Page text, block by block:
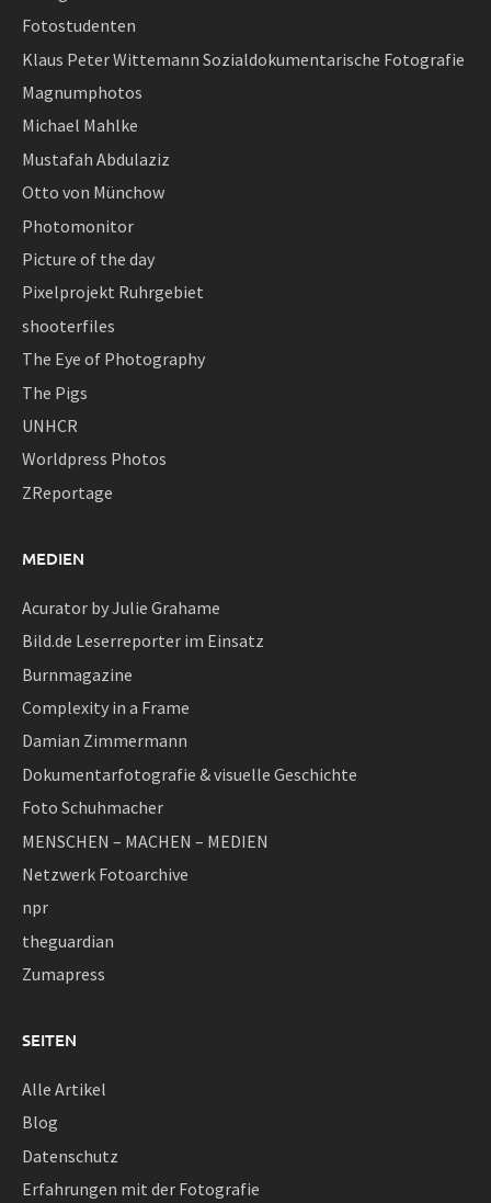
Fotostudenten
Klaus Peter Wittemann Sozialdokumentarische Fotografie
Magnumphotos
Michael Mahlke
Mustafah Abdulaziz
Otto von Münchow
Photomonitor
Picture of the day
Pixelprojekt Ruhrgebiet
shooterfiles
The Eye of Photography
The Pigs
UNHCR
Worldpress Photos
ZReportage
MEDIEN
Acurator by Julie Grahame
Bild.de Leserreporter im Einsatz
Burnmagazine
Complexity in a Frame
Damian Zimmermann
Dokumentarfotografie & visuelle Geschichte
Foto Schuhmacher
MENSCHEN – MACHEN – MEDIEN
Netzwerk Fotoarchive
npr
theguardian
Zumapress
SEITEN
Alle Artikel
Blog
Datenschutz
Erfahrungen mit der Fotografie